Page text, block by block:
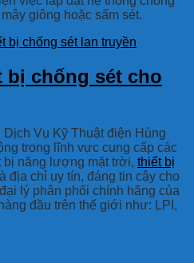
giông hoặc sấm sét.
bị chống sét lan truyền
bị chống sét cho
Vụ Kỹ Thuật điện Hùng
trong lĩnh vực cung cấp các
bị năng lượng mặt trời, thiết bị
địa chỉ uy tín, đáng tin cậy cho
lý phân phối chính hãng của
đầu trên thế giới như: LPI,